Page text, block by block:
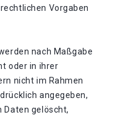
Vorgaben
nach Maßgabe
oder in ihrer
nicht im Rahmen
angegeben,
Daten gelöscht,